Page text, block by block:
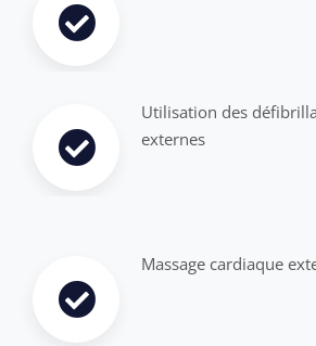
Utilisation des
externes
Massage cardiaque